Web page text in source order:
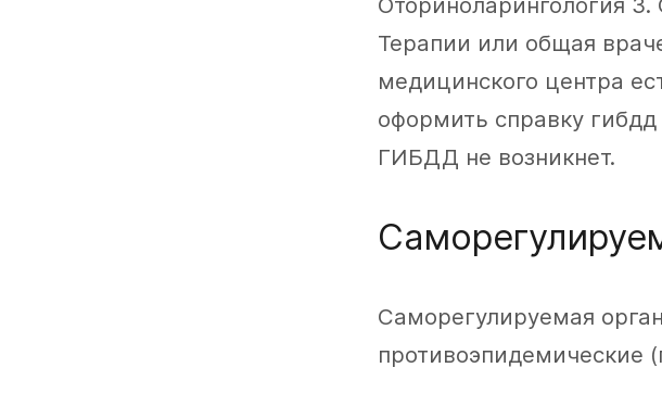
Терапии или общая
медицинского центра
оформить справку
ГИБДД не возникнет.
Саморегулируемая
противоэпидемические